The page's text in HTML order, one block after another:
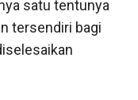
satu tentunya
tersendiri bagi